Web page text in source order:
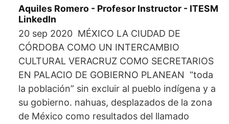
Aquiles Romero - Profesor Instructor - ITESM
LinkedIn
20 sep 2020 MÉXICO LA CIUDAD DE
CÓRDOBA COMO UN INTERCAMBIO
CULTURAL VERACRUZ COMO SECRETARIOS
EN PALACIO DE GOBIERNO PLANEAN “toda
la población” sin excluir al pueblo indígena y a
su gobierno. nahuas, desplazados de la zona
de México como resultados del llamado